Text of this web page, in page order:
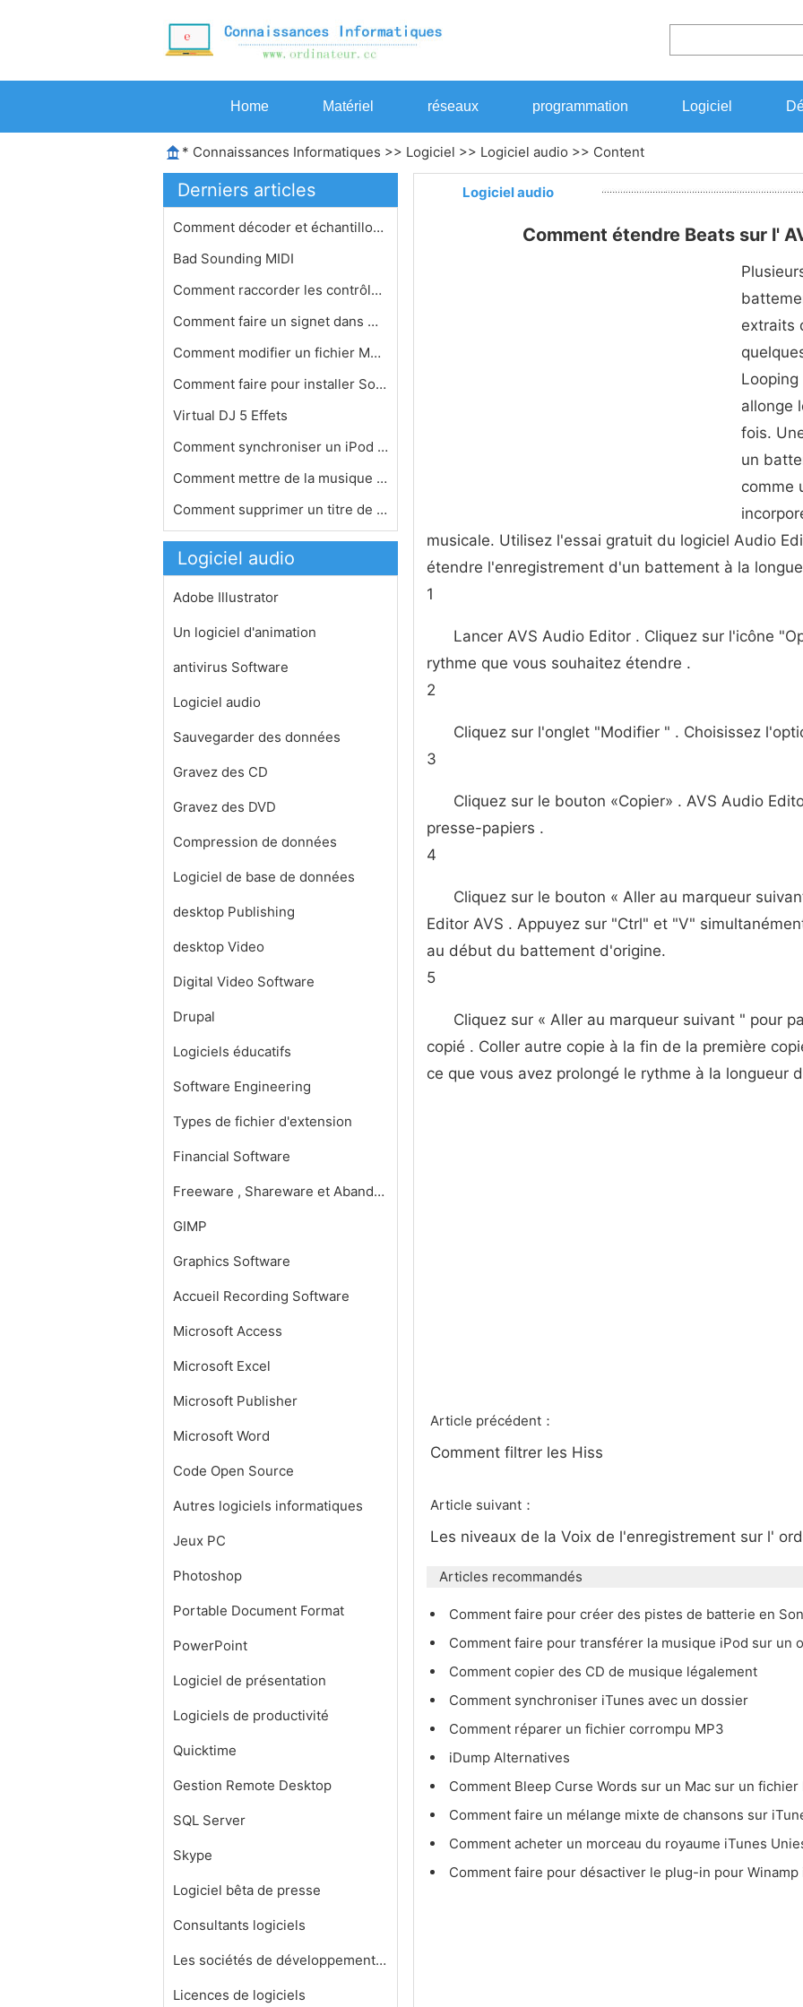
Home Matériel réseaux programmation Logiciel
* Connaissances Informatiques >> Logiciel >> Logiciel audio >> Content
Derniers articles
Comment décoder et échantillons ju…
Bad Sounding MIDI
Comment raccorder les contrôleurs M…
Comment faire un signet dans Winamp
Comment modifier un fichier MP3 dans…
Comment faire pour installer Songbir…
Virtual DJ 5 Effets
Comment synchroniser un iPod Touch a…
Comment mettre de la musique de mon …
Comment supprimer un titre de la sté…
Logiciel audio
Adobe Illustrator
Un logiciel d'animation
antivirus Software
Logiciel audio
Sauvegarder des données
Gravez des CD
Gravez des DVD
Compression de données
Logiciel de base de données
desktop Publishing
desktop Video
Digital Video Software
Drupal
Logiciels éducatifs
Software Engineering
Types de fichier d'extension
Financial Software
Freeware , Shareware et Abandonware
GIMP
Graphics Software
Accueil Recording Software
Microsoft Access
Microsoft Excel
Microsoft Publisher
Microsoft Word
Code Open Source
Autres logiciels informatiques
Jeux PC
Photoshop
Portable Document Format
PowerPoint
Logiciel de présentation
Logiciels de productivité
Quicktime
Gestion Remote Desktop
SQL Server
Skype
Logiciel bêta de presse
Consultants logiciels
Les sociétés de développement de logiciels
Licences de logiciels
Logiciel audio
Comment étendre Beats sur l'
extraits
allonge
fois.
un
comme
musicale. Utilisez l'essai gratuit du logiciel Audio
étendre l'enregistrement d'un battement à la
1
Lancer AVS Audio Editor . Cliquez sur l'icône
rythme que vous souhaitez étendre .
2
Cliquez sur l'onglet "Modifier " . Choisissez
3
Cliquez sur le bouton «Copier» . AVS Audio
presse-papiers .
4
Cliquez sur le bouton « Aller au marqueur
Editor AVS . Appuyez sur "Ctrl" et "V"
au début du battement d'origine.
5
Cliquez sur « Aller au marqueur suivant " pour
copié . Coller autre copie à la fin de la première
ce que vous avez prolongé le rythme à la longueur
Article précédent：
Comment filtrer les Hiss
Article suivant：
Les niveaux de la Voix de l'enregistrement sur l'
Articles recommandés
Comment faire pour créer des pistes de batterie en
Comment faire pour transférer la musique iPod sur un
Comment copier des CD de musique légalement
Comment synchroniser iTunes avec un dossier
Comment réparer un fichier corrompu MP3
iDump Alternatives
Comment Bleep Curse Words sur un Mac sur un fichier
Comment faire un mélange mixte de chansons sur
Comment acheter un morceau du royaume iTunes
Comment faire pour désactiver le plug-in pour Winamp